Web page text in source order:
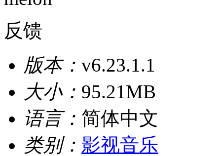
反馈
版本： v6.23.1.1
大小： 95.21MB
语言： 简体中文
类别： 影视音乐